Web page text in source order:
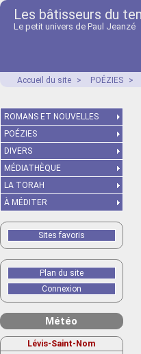
Les bâtisseurs du
Le petit univers de Paul Jeanzé
Accueil du site > POÉZIES >
ROMANS ET NOUVELLES
POÉZIES
DIVERS
MÉDIATHÈQUE
LA TORAH
À MÉDITER
Sites favoris
Plan du site
Connexion
Météo
Lévis-Saint-Nom